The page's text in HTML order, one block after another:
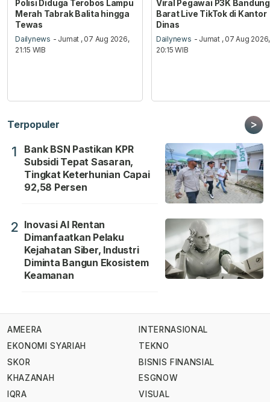
Polisi Diduga Terobos Lampu
Merah Tabrak Balita hingga
Tewas
Dailynews - Jumat , 07 Aug 2026,
21:15 WIB
Viral Pegawai P3K Bandung
Barat Live TikTok di Kantor
Dinas
Dailynews - Jumat , 07 Aug 2026,
20:15 WIB
Terpopuler >
1
Bank BSN Pastikan KPR
Subsidi Tepat Sasaran,
Tingkat Keterhunian Capai
92,58 Persen
2 Inovasi AI Rentan
Dimanfaatkan Pelaku
Kejahatan Siber, Industri
Diminta Bangun Ekosistem
Keamanan
AMEERA
EKONOMI SYARIAH
SKOR
KHAZANAH
IQRA
INTERNASIONAL
TEKNO
BISNIS FINANSIAL
ESGNOW
VISUAL